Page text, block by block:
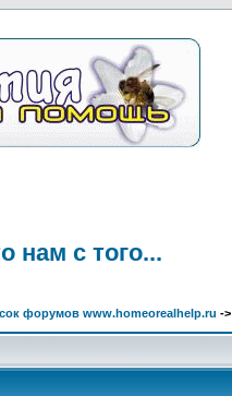
с того...
форумов www.homeorealhelp.ru -